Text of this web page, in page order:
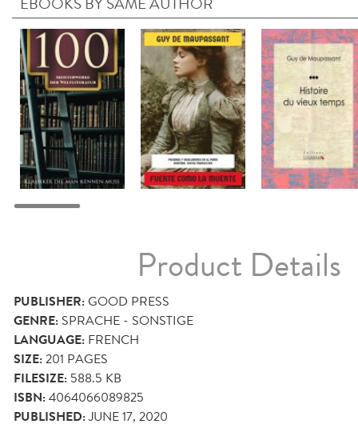
Product Details
PUBLISHER:GOOD PRESS
GENRE: SPRACHE - SONSTIGE
LANGUAGE: FRENCH
SIZE:201 PAGES
FILESIZE: 588.5 KB
ISBN:4064066089825
PUBLISHED:JUNE 17, 2020